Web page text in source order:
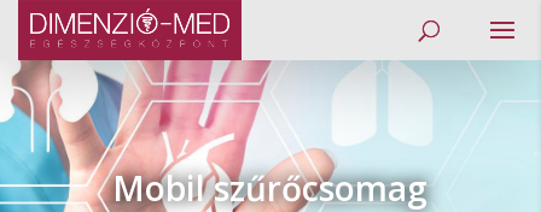
Mobil szűrőcsomag